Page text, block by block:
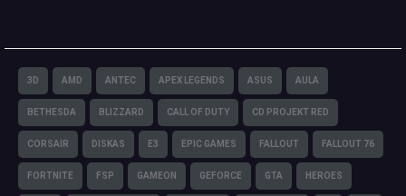
3D AMD ANTEC APEX LEGENDS ASUS AULA
BETHESDA BLIZZARD CALL OF DUTY CD PROJEKT RED
CORSAIR DISKAS E3 EPIC GAMES FALLOUT FALLOUT 76
FORTNITE FSP GAMEON GEFORCE GTA HEROES